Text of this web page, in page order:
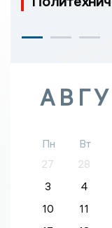
Пн Вт
27
28
3
4
10
11